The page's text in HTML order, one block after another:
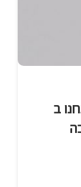
אנחנו ב